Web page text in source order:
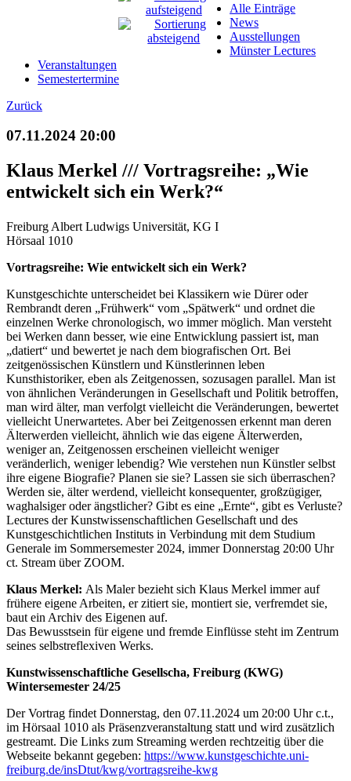
Alle Einträge
News
Ausstellungen
Münster Lectures
Veranstaltungen
Semestertermine
Zurück
07.11.2024 20:00
Klaus Merkel /// Vortragsreihe: „Wie
entwickelt sich ein Werk?“
Freiburg Albert Ludwigs Universität, KG I
Hörsaal 1010
Vortragsreihe: Wie entwickelt sich ein Werk?
Kunstgeschichte unterscheidet bei Klassikern wie Dürer oder
Rembrandt deren „Frühwerk“ vom „Spätwerk“ und ordnet die
einzelnen Werke chronologisch, wo immer möglich. Man versteht
bei Werken dann besser, wie eine Entwicklung passiert ist, man
„datiert“ und bewertet je nach dem biografischen Ort. Bei
zeitgenössischen Künstlern und Künstlerinnen leben
Kunsthistoriker, eben als Zeitgenossen, sozusagen parallel. Man ist
von ähnlichen Veränderungen in Gesellschaft und Politik betroffen,
man wird älter, man verfolgt vielleicht die Veränderungen, bewertet
vielleicht Unerwartetes. Aber bei Zeitgenossen erkennt man deren
Älterwerden vielleicht, ähnlich wie das eigene Älterwerden,
weniger an, Zeitgenossen erscheinen vielleicht weniger
veränderlich, weniger lebendig? Wie verstehen nun Künstler selbst
ihre eigene Biografie? Planen sie sie? Lassen sie sich überraschen?
Werden sie, älter werdend, vielleicht konsequenter, großzügiger,
waghalsiger oder ängstlicher? Gibt es eine „Ernte“, gibt es Verluste?
Lectures der Kunstwissenschaftlichen Gesellschaft und des
Kunstgeschichtlichen Instituts in Verbindung mit dem Studium
Generale im Sommersemester 2024, immer Donnerstag 20:00 Uhr
ct. Stream über ZOOM.
Klaus Merkel: Als Maler bezieht sich Klaus Merkel immer auf
frühere eigene Arbeiten, er zitiert sie, montiert sie, verfremdet sie,
baut ein Archiv des Eigenen auf.
Das Bewusstsein für eigene und fremde Einflüsse steht im Zentrum
seines selbstreflexiven Werks.
Kunstwissenschaftliche Gesellscha, Freiburg (KWG)
Wintersemester 24/25
Der Vortrag findet Donnerstag, den 07.11.2024 um 20:00 Uhr c.t.,
im Hörsaal 1010 als Präsenzveranstaltung statt und wird zusätzlich
gestreamt. Die Links zum Streaming werden rechtzeitig über die
Webseite bekannt gegeben: https://www.kunstgeschichte.uni-
freiburg.de/insDtut/kwg/vortragsreihe-kwg